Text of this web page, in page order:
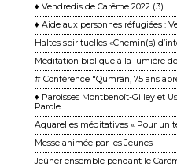
♦ Vendredis de Carême 2022 (3)
♦ Aide aux personnes réfugiées :
Haltes spirituelles «Chemin(s)
Méditation biblique à la lumière
# Conférence "Qumrân, 75 ans
♦ Paroisses Montbenoît-Gilley et
Parole
Aquarelles méditatives « Pour un
Messe animée par les Jeunes
Jeûner ensemble pendant le